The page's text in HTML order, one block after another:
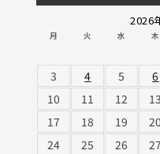
2026
月 火 水 木
3
4 5 6
10
11 12 13
17
18 19 20
24
25 26 27